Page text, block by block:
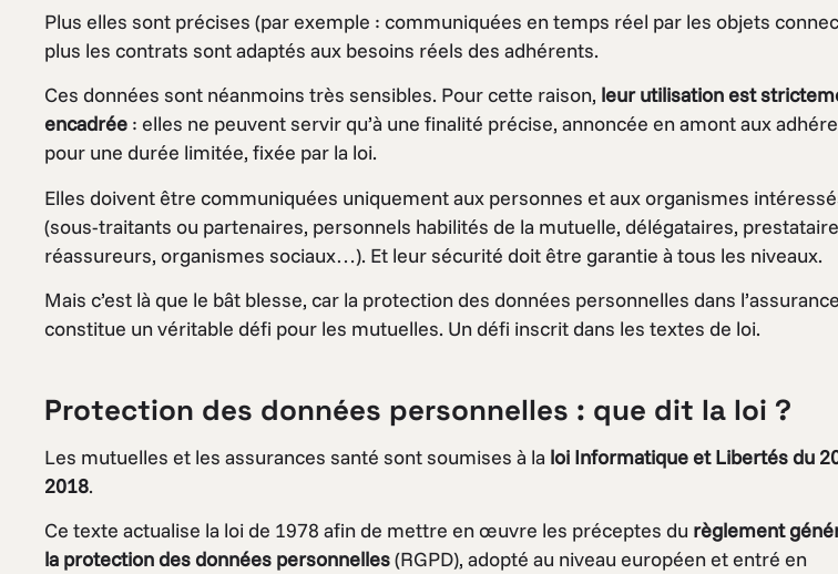
Plus elles sont précises (par exemple : communiquées en temps réel par les objets
plus les contrats sont adaptés aux besoins réels des adhérents.
Ces données sont néanmoins très sensibles. Pour cette raison, leur utilisation est
encadrée : elles ne peuvent servir qu’à une finalité précise, annoncée en amont aux
pour une durée limitée, fixée par la loi.
Elles doivent être communiquées uniquement aux personnes et aux organismes
(sous-traitants ou partenaires, personnels habilités de la mutuelle, délégataires,
réassureurs, organismes sociaux…). Et leur sécurité doit être garantie à tous les niveaux.
Mais c’est là que le bât blesse, car la protection des données personnelles dans l’assurance
constitue un véritable défi pour les mutuelles. Un défi inscrit dans les textes de loi.
Protection des données personnelles : que dit la loi ?
Les mutuelles et les assurances santé sont soumises à la loi Informatique et Libertés du
2018.
Ce texte actualise la loi de 1978 afin de mettre en œuvre les préceptes du règlement
la protection des données personnelles(RGPD), adopté au niveau européen et entré en